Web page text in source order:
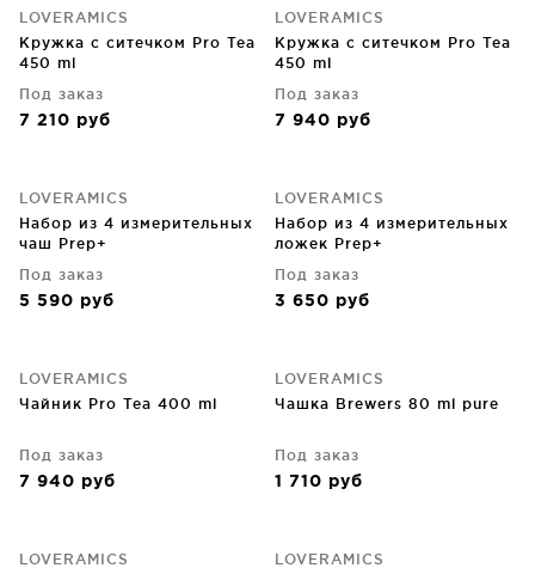
LOVERAMICS
Кружка с ситечком Pro Tea
450 ml
Под заказ
7 210 руб
LOVERAMICS
Кружка с ситечком Pro Tea
450 ml
Под заказ
7 940 руб
LOVERAMICS
Набор из 4 измерительных
чаш Prep+
Под заказ
5 590 руб
LOVERAMICS
Набор из 4 измерительных
ложек Prep+
Под заказ
3 650 руб
LOVERAMICS
Чайник Pro Tea 400 ml
Под заказ
7 940 руб
LOVERAMICS
Чашка Brewers 80 ml pure
Под заказ
1 710 руб
LOVERAMICS
LOVERAMICS